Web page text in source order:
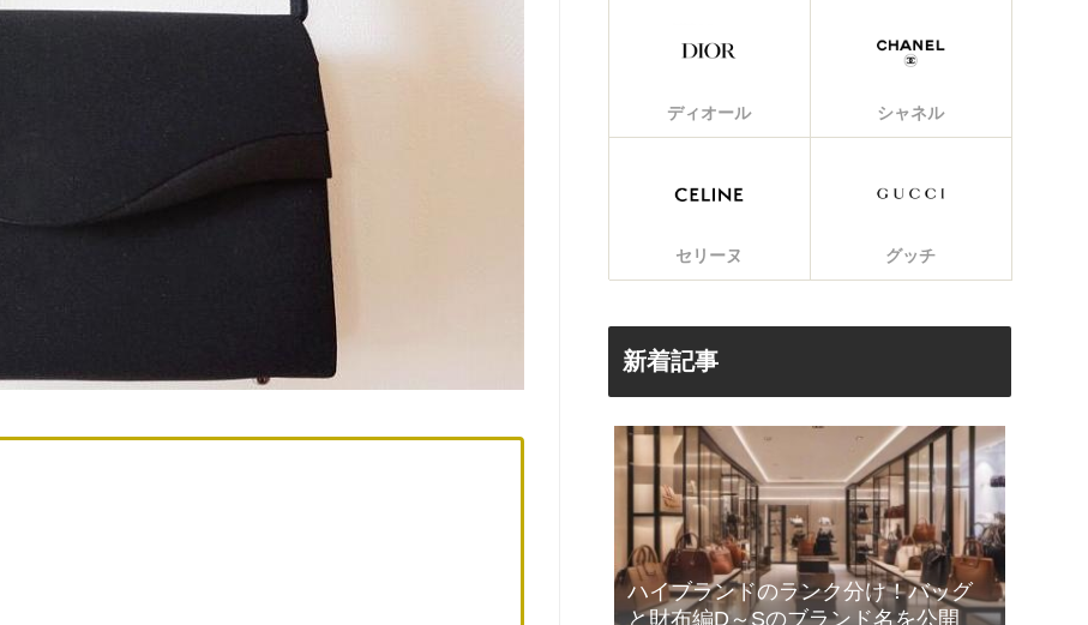
ディオール シャネル
セリーヌ グッチ
新着記事
ハイブランドのランク分け！バッグ
と財布編D～Sのブランド名を公開